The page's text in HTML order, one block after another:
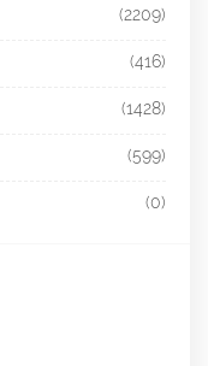
(2209)
(416)
(1428)
(599)
(0)